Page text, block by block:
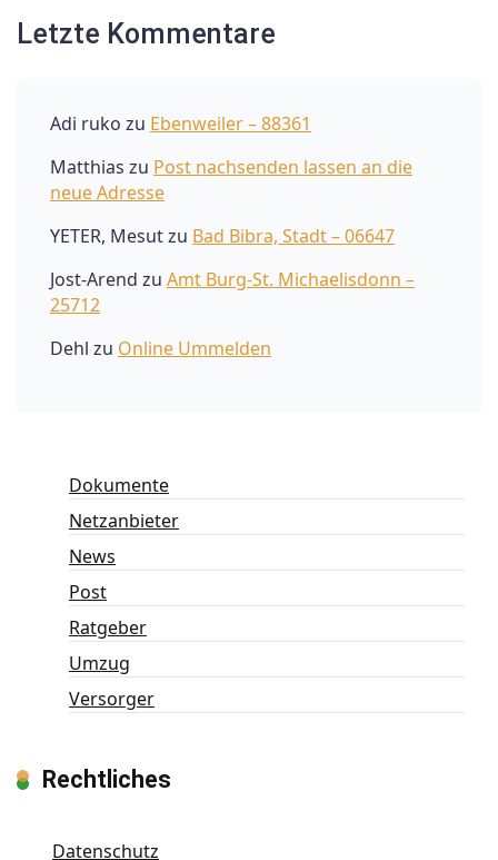
Letzte Kommentare
Adi ruko zu Ebenweiler – 88361
Matthias zu Post nachsenden lassen an die
neue Adresse
YETER, Mesutzu Bad Bibra, Stadt – 06647
Jost-Arend zu Amt Burg-St. Michaelisdonn –
25712
Dehl zu Online Ummelden
Dokumente
Netzanbieter
News
Post
Ratgeber
Umzug
Versorger
Rechtliches
Datenschutz